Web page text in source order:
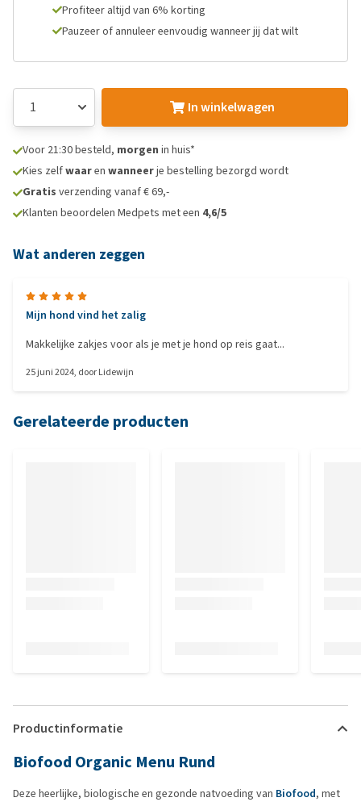
Profiteer altijd van 6% korting
Pauzeer of annuleer eenvoudig wanneer jij dat wilt
In winkelwagen
Voor 21:30 besteld, morgen in huis*
Kies zelfwaaren wanneerje bestelling bezorgd wordt
Gratis verzending vanaf € 69,-
Klanten beoordelen Medpets met een 4,6/5
Wat anderen zeggen
Mijn hond vind het zalig
Makkelijke zakjes voor als je met je hond op reis gaat...
25 juni 2024, doorLidewijn
Gerelateerde producten
Productinformatie
Biofood Organic Menu Rund
Deze heerlijke, biologische en gezonde natvoeding van Biofood, met